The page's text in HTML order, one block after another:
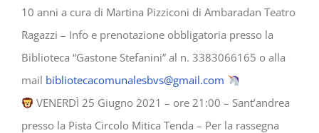
10 anni a cura di Martina Pizziconi di Ambaradan Teatro
Ragazzi – Info e prenotazione obbligatoria presso la
Biblioteca “Gastone Stefanini” al n. 3383066165 o alla
mail bibliotecacomunalesbvs@gmail.com
VENERDÌ 25 Giugno 2021 – ore 21:00 – Sant’andrea
presso la Pista Circolo Mitica Tenda – Per la rassegna